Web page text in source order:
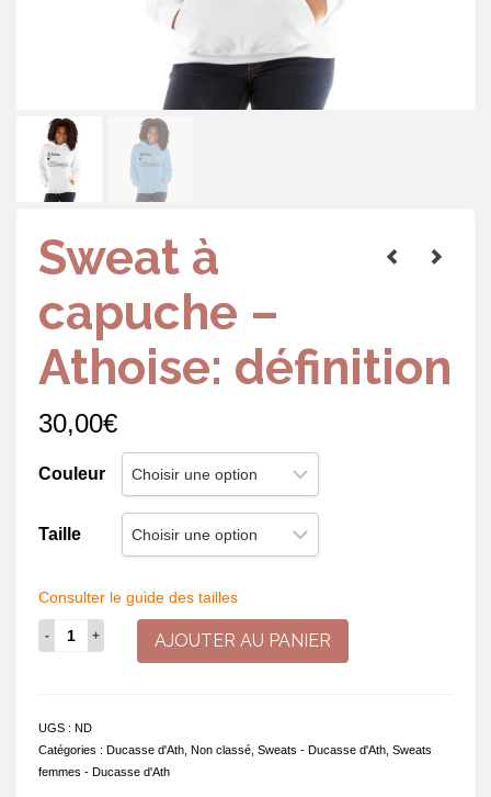
Sweat à
capuche –
Athoise: définition
30,00€
Couleur
Taille
Consulter le guide des tailles
quantité
de
-
Athoise:
définition
AJOUTER AU PANIER
UGS : ND
Catégories : Ducasse d'Ath Non classé Sweats - Ducasse d'Ath Sweats
femmes - Ducasse d'Ath